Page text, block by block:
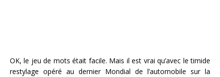
OK, le jeu de mots était facile. Mais il est vrai qu’avec le timide
restylage opéré au dernier Mondial de l’automobile sur la